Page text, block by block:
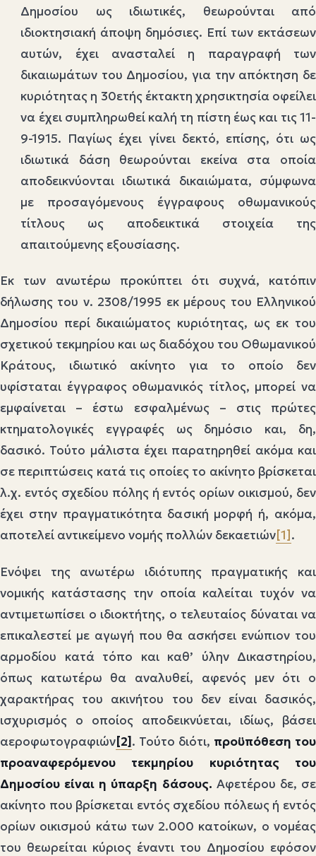
Δημοσίου ως ιδιωτικές, θεωρούνται από
ιδιοκτησιακή άποψη δημόσιες. Επί των εκτάσεων
αυτών, έχει ανασταλεί η παραγραφή των
δικαιωμάτων του Δημοσίου, για την απόκτηση δε
κυριότητας η 30ετής έκτακτη χρησικτησία οφείλει
να έχει συμπληρωθεί καλή τη πίστη έως και τις 11-
9-1915. Παγίως έχει γίνει δεκτό, επίσης, ότι ως
ιδιωτικά δάση θεωρούνται εκείνα στα οποία
αποδεικνύονται ιδιωτικά δικαιώματα, σύμφωνα
με προσαγόμενους έγγραφους οθωμανικούς
τίτλους ως αποδεικτικά στοιχεία της
απαιτούμενης εξουσίασης.
Εκ των ανωτέρω προκύπτει ότι συχνά, κατόπιν
δήλωσης του ν. 2308/1995 εκ μέρους του Ελληνικού
Δημοσίου περί δικαιώματος κυριότητας, ως εκ του
σχετικού τεκμηρίου και ως διαδόχου του Οθωμανικού
Κράτους, ιδιωτικό ακίνητο για το οποίο δεν
υφίσταται έγγραφος οθωμανικός τίτλος, μπορεί να
εμφαίνεται – έστω εσφαλμένως – στις πρώτες
κτηματολογικές εγγραφές ως δημόσιο και, δη,
δασικό. Τούτο μάλιστα έχει παρατηρηθεί ακόμα και
σε περιπτώσεις κατά τις οποίες το ακίνητο βρίσκεται
λ.χ. εντός σχεδίου πόλης ή εντός ορίων οικισμού, δεν
έχει στην πραγματικότητα δασική μορφή ή, ακόμα,
αποτελεί αντικείμενο νομής πολλών δεκαετιών[1] .
Ενόψει της ανωτέρω ιδιότυπης πραγματικής και
νομικής κατάστασης την οποία καλείται τυχόν να
αντιμετωπίσει ο ιδιοκτήτης, ο τελευταίος δύναται να
επικαλεστεί με αγωγή που θα ασκήσει ενώπιον του
αρμοδίου κατά τόπο και καθ’ ύλην Δικαστηρίου,
όπως κατωτέρω θα αναλυθεί, αφενός μεν ότι ο
χαρακτήρας του ακινήτου του δεν είναι δασικός,
ισχυρισμός ο οποίος αποδεικνύεται, ιδίως, βάσει
αεροφωτογραφιών[2] . Τούτο διότι, προϋπόθεση του
προαναφερόμενου τεκμηρίου κυριότητας του
Δημοσίου είναι η ύπαρξη δάσους. Αφετέρου δε, σε
ακίνητο που βρίσκεται εντός σχεδίου πόλεως ή εντός
ορίων οικισμού κάτω των 2.000 κατοίκων, ο νομέας
του θεωρείται κύριος έναντι του Δημοσίου εφόσον